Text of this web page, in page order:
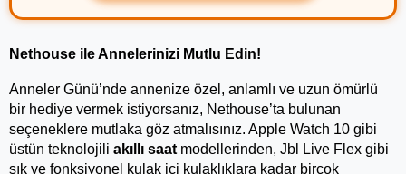
Nethouse ile Annelerinizi Mutlu Edin!
Anneler Günü’nde annenize özel, anlamlı ve uzun ömürlü
bir hediye vermek istiyorsanız, Nethouse’ta bulunan
seçeneklere mutlaka göz atmalısınız. Apple Watch 10 gibi
üstün teknolojili akıllı saat modellerinden, Jbl Live Flex gibi
şık ve fonksiyonel kulak içi kulaklıklara kadar birçok